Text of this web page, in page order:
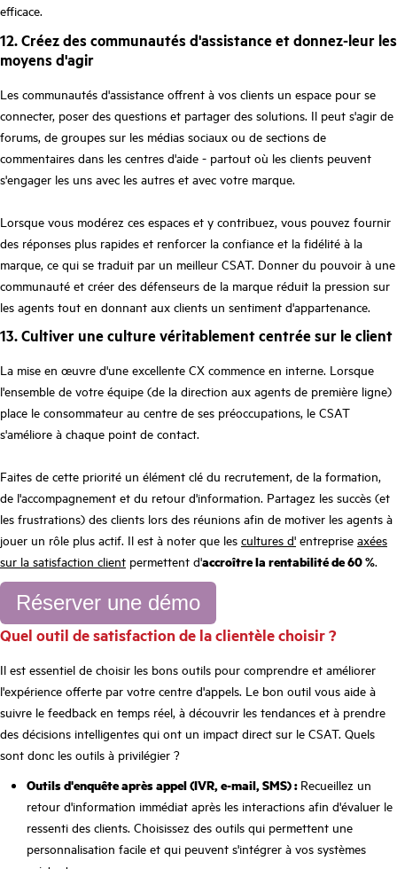
efficace.
12. Créez des communautés d'assistance et donnez-leur les
moyens d'agir
Les communautés d'assistance offrent à vos clients un espace pour se
connecter, poser des questions et partager des solutions. Il peut s'agir de
forums, de groupes sur les médias sociaux ou de sections de
commentaires dans les centres d'aide - partout où les clients peuvent
s'engager les uns avec les autres et avec votre marque.
Lorsque vous modérez ces espaces et y contribuez, vous pouvez fournir
des réponses plus rapides et renforcer la confiance et la fidélité à la
marque, ce qui se traduit par un meilleur CSAT. Donner du pouvoir à une
communauté et créer des défenseurs de la marque réduit la pression sur
les agents tout en donnant aux clients un sentiment d'appartenance.
13. Cultiver une culture véritablement centrée sur le client
La mise en œuvre d'une excellente CX commence en interne. Lorsque
l'ensemble de votre équipe (de la direction aux agents de première ligne)
place le consommateur au centre de ses préoccupations, le CSAT
s'améliore à chaque point de contact.
Faites de cette priorité un élément clé du recrutement, de la formation,
de l'accompagnement et du retour d'information. Partagez les succès (et
les frustrations) des clients lors des réunions afin de motiver les agents à
jouer un rôle plus actif. Il est à noter que les cultures d' entreprise axées
sur la satisfaction client permettent d'accroître la rentabilité de 60 %.
Réserver une démo
Quel outil de satisfaction de la clientèle choisir ?
Il est essentiel de choisir les bons outils pour comprendre et améliorer
l'expérience offerte par votre centre d'appels. Le bon outil vous aide à
suivre le feedback en temps réel, à découvrir les tendances et à prendre
des décisions intelligentes qui ont un impact direct sur le CSAT. Quels
sont donc les outils à privilégier ?
Outils d'enquête après appel (IVR, e-mail, SMS) : Recueillez un
retour d'information immédiat après les interactions afin d'évaluer le
ressenti des clients. Choisissez des outils qui permettent une
personnalisation facile et qui peuvent s'intégrer à vos systèmes